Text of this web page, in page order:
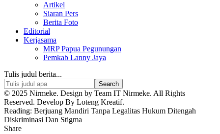
Artikel
Siaran Pers
Berita Foto
Editorial
Kerjasama
MRP Papua Pegunungan
Pemkab Lanny Jaya
Tulis judul berita...
© 2025 Nirmeke. Design by Team IT Nirmeke. All Rights
Reserved. Develop By Loteng Kreatif.
Reading: Berjuang Mandiri Tanpa Legalitas Hukum Ditengah
Diskriminasi Dan Stigma
Share